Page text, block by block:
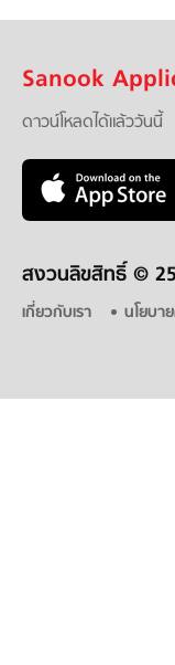
Sanook
ดาวน์โหลดได้แล้ววันนี้
สงวนลิขสิทธิ์ ©
เกี่ยวกับเรา นโยบา